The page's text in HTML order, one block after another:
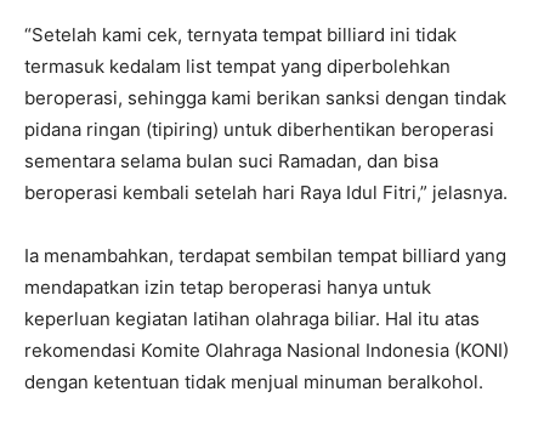
“Setelah kami cek, ternyata tempat billiard ini tidak
termasuk kedalam list tempat yang diperbolehkan
beroperasi, sehingga kami berikan sanksi dengan tindak
pidana ringan (tipiring) untuk diberhentikan beroperasi
sementara selama bulan suci Ramadan, dan bisa
beroperasi kembali setelah hari Raya Idul Fitri,” jelasnya.
Ia menambahkan, terdapat sembilan tempat billiard yang
mendapatkan izin tetap beroperasi hanya untuk
keperluan kegiatan latihan olahraga biliar. Hal itu atas
rekomendasi Komite Olahraga Nasional Indonesia (KONI)
dengan ketentuan tidak menjual minuman beralkohol.